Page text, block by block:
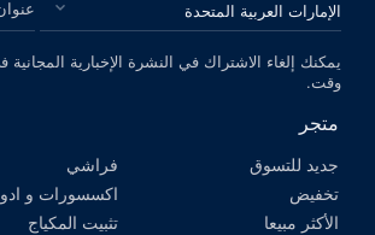
يمكنك إلغاء الاشتراك في النشرة الإخبارية
وقت.
متجر
جديد للتسوق
تخفيض
الأكثر مبيعا
فراشي
اكسسورات و
تثبيت المكياج